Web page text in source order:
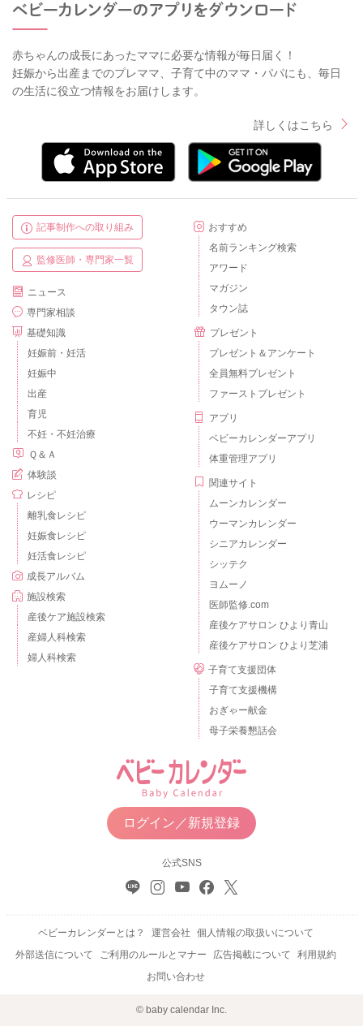
赤ちゃんの成長にあったママに必要な情報が毎日届く！
妊娠から出産までのプレママ、子育て中のママ・パパにも、毎日
の生活に役立つ情報をお届けします。
詳しくはこちら
記事制作への取り組み
監修医師・専門家一覧
ニュース
専門家相談
基礎知識
妊娠前・妊活
妊娠中
出産
育児
不妊・不妊治療
Ｑ＆Ａ
体験談
レシピ
離乳食レシピ
妊娠食レシピ
妊活食レシピ
成長アルバム
施設検索
産後ケア施設検索
産婦人科検索
婦人科検索
おすすめ
名前ランキング検索
アワード
マガジン
タウン誌
プレゼント
プレゼント＆アンケート
全員無料プレゼント
ファーストプレゼント
アプリ
ベビーカレンダーアプリ
体重管理アプリ
関連サイト
ムーンカレンダー
ウーマンカレンダー
シニアカレンダー
シッテク
ヨムーノ
医師監修.com
産後ケアサロン ひより青山
産後ケアサロン ひより芝浦
子育て支援団体
子育て支援機構
おぎゃー献金
母子栄養懇話会
ログイン／新規登録
公式SNS
ベビーカレンダーとは？ 運営会社
個人情報の取扱いについて
外部送信について
ご利用のルールとマナー 広告掲載について
利用規約
お問い合わせ
© baby calendar Inc.